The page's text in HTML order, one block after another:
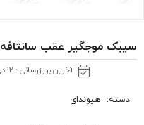
سیبک موجگیر عقب سانتافه 2017
آخرین بروزرسانی : 12 دی, 1403
دسته: هیوندای